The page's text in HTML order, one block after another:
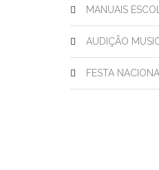
MANUAIS
AUDIÇÃO
FESTA